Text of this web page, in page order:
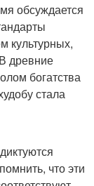
обсуждается
культурных,
древние
богатства
стала
что эти